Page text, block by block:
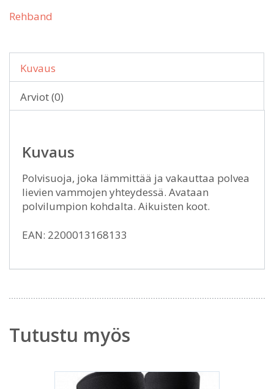
Rehband
Kuvaus
Arviot (0)
Kuvaus
Polvisuoja, joka lämmittää ja vakauttaa polvea
lievien vammojen yhteydessä. Avataan
polvilumpion kohdalta. Aikuisten koot.
EAN: 2200013168133
Tutustu myös